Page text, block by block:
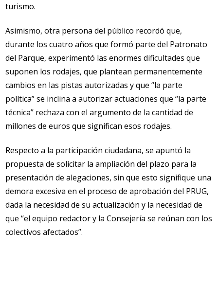
turismo.
Asimismo, otra persona del público recordó que,
durante los cuatro años que formó parte del Patronato
del Parque, experimentó las enormes dificultades que
suponen los rodajes, que plantean permanentemente
cambios en las pistas autorizadas y que “la parte
política” se inclina a autorizar actuaciones que “la parte
técnica” rechaza con el argumento de la cantidad de
millones de euros que significan esos rodajes.
Respecto a la participación ciudadana, se apuntó la
propuesta de solicitar la ampliación del plazo para la
presentación de alegaciones, sin que esto signifique una
demora excesiva en el proceso de aprobación del PRUG,
dada la necesidad de su actualización y la necesidad de
que “el equipo redactor y la Consejería se reúnan con los
colectivos afectados”.